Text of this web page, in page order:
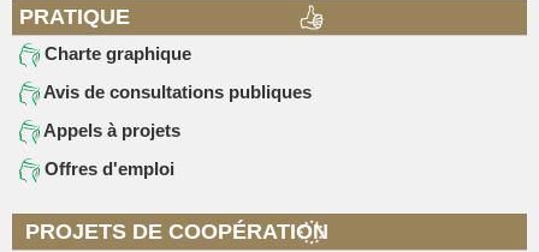
PRATIQUE
Charte graphique
Avis de consultations publiques
Appels à projets
Offres d'emploi
PROJETS DE COOPÉRATION